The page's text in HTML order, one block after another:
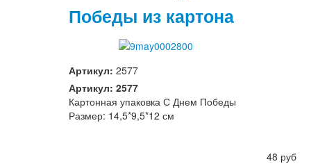
Победы из картона
Артикул: 2577
Артикул: 2577
Картонная упаковка С Днем Победы
Размер: 14,5*9,5*12 см
48 руб